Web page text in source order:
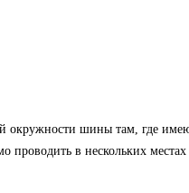
окружности шины там, где
проводить в нескольких